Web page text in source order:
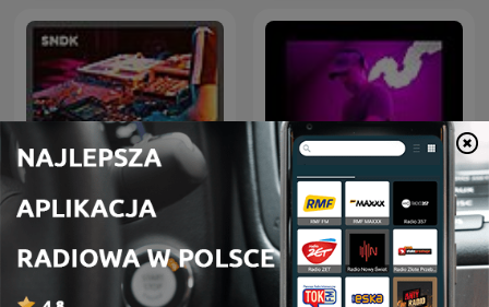
Hardstyle Rave - Monthly
Hardstyle Podcast
Drum & Bass Sessions